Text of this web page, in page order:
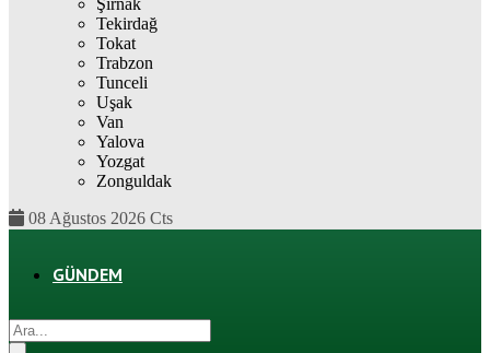
Şırnak
Tekirdağ
Tokat
Trabzon
Tunceli
Uşak
Van
Yalova
Yozgat
Zonguldak
08 Ağustos 2026 Cts
GÜNDEM